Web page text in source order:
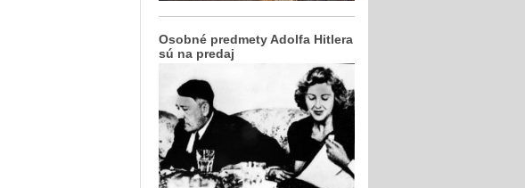
Osobné predmety Adolfa Hitlera
sú na predaj